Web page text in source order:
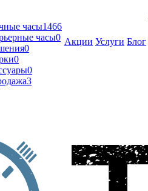
часы1466
часы0
0
0
0
3
Акции Услуги Блог